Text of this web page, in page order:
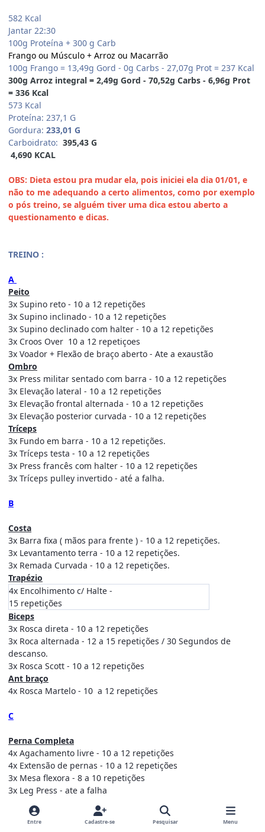
582 Kcal
Jantar 22:30
100g Proteína + 300 g Carb
Frango ou Músculo + Arroz ou Macarrão
100g Frango = 13,49g Gord - 0g Carbs - 27,07g Prot = 237 Kcal
300g Arroz integral = 2,49g Gord - 70,52g Carbs - 6,96g Prot
= 336 Kcal
573 Kcal
Proteína: 237,1 G
Gordura: 233,01 G
Carboidrato: 395,43 G
4,690 KCAL
OBS: Dieta estou pra mudar ela, pois iniciei ela dia 01/01, e
não to me adequando a certo alimentos, como por exemplo
o pós treino, se alguém tiver uma dica estou aberto a
questionamento e dicas.
TREINO :
A
Peito
3x Supino reto - 10 a 12 repetições
3x Supino inclinado - 10 a 12 repetições
3x Supino declinado com halter - 10 a 12 repetições
3x Croos Over 10 a 12 repetiçoes
3x Voador + Flexão de braço aberto - Ate a exaustão
Ombro
3x Press militar sentado com barra - 10 a 12 repetições
3x Elevação lateral - 10 a 12 repetições
3x Elevação frontal alternada - 10 a 12 repetições
3x Elevação posterior curvada - 10 a 12 repetições
Tríceps
3x Fundo em barra - 10 a 12 repetições.
3x Tríceps testa - 10 a 12 repetições
3x Press francês com halter - 10 a 12 repetições
3x Tríceps pulley invertido - até a falha.
B
Costa
3x Barra fixa ( mãos para frente ) - 10 a 12 repetições.
3x Levantamento terra - 10 a 12 repetições.
3x Remada Curvada - 10 a 12 repetições.
Trapézio
4x Encolhimento c/ Halte -
15 repetições
Biceps
3x Rosca direta - 10 a 12 repetições
3x Roca alternada - 12 a 15 repetições / 30 Segundos de
descanso.
3x Rosca Scott - 10 a 12 repetições
Ant braço
4x Rosca Martelo - 10 a 12 repetições
C
Perna Completa
4x Agachamento livre - 10 a 12 repetições
4x Extensão de pernas - 10 a 12 repetições
3x Mesa flexora - 8 a 10 repetições
3x Leg Press - ate a falha
4x Cadeira adutora - 10 a 12 repetições
3x Cadeira Abdutora - 10 a 12 repetições
4x Elevação de gêmeos em pé - 3 a 6 repetições - carga alta
Entre Cadastre-se Pesquisar Menu